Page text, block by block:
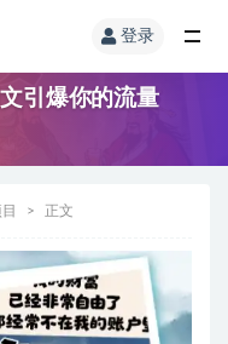
登录
引爆你的流量
正文